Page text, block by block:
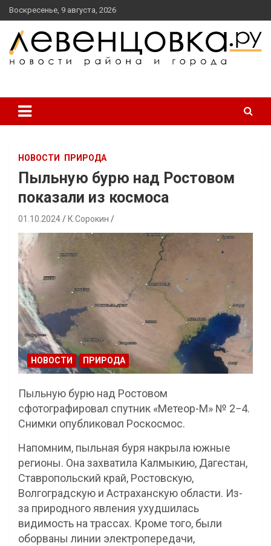
перейти
к
содержанию
Воскресенье, 9 августа, 2026
НОВОСТИ ПРИРОДА
Пыльную бурю над Ростовом
показали из космоса
01.10.2024 К.Сорокин
НОВОСТИ ПРИРОДА
Пыльную бурю над Ростовом
сфотографировал спутник «Метеор-М» № 2−4.
Снимки опубликовал Роскосмос.
Напомним, пыльная буря накрыла южные
регионы. Она захватила Калмыкию, Дагестан,
Ставропольский край, Ростовскую,
Волгоградскую и Астраханскую области. Из-
за природного явления ухудшилась
видимость на трассах. Кроме того, были
оборваны линии электропередачи,